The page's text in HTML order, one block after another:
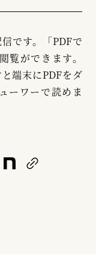
です。「PDFで
覧ができます。
端末にPDFをダ
ーワーで読めま